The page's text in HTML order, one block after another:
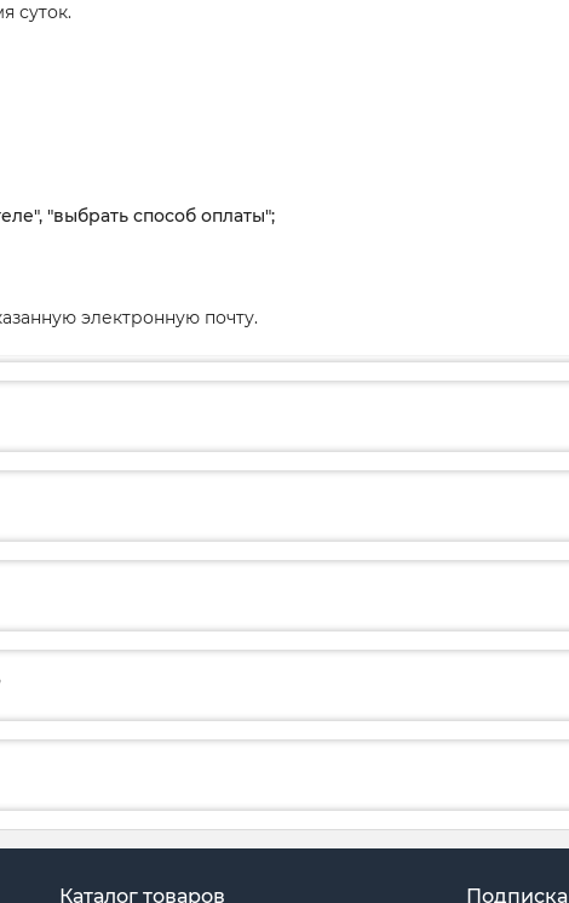
суток.
"выбрать способ оплаты";
электронную почту.
Каталог товаров Подписка